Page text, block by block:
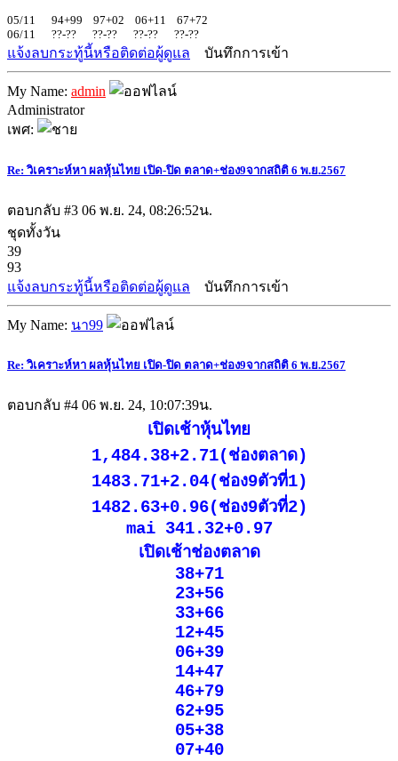
05/11 94+99 97+02 06+11 67+72
06/11 ??-?? ??-?? ??-?? ??-??
แจ้งลบกระทู้นี้หรือติดต่อผู้ดูแล บันทึกการเข้า
My Name: admin
Administrator
เพศ:
Re: วิเคราะห์หา ผลหุ้นไทย เปิด-ปิด ตลาด+ช่อง9จากสถิติ 6 พ.ย.2567
ตอบกลับ #3 06 พ.ย. 24, 08:26:52น.
ชุดทั้งวัน
39
93
แจ้งลบกระทู้นี้หรือติดต่อผู้ดูแล
บันทึกการเข้า
My Name: นา99
Re: วิเคราะห์หา ผลหุ้นไทย เปิด-ปิด ตลาด+ช่อง9จากสถิติ 6 พ.ย.2567
ตอบกลับ #4 06 พ.ย. 24, 10:07:39น.
เปิดเช้าหุ้นไทย
1,484.38+2.71(ช่องตลาด)
1483.71+2.04(ช่อง9ตัวที่1)
1482.63+0.96(ช่อง9ตัวที่2)
mai 341.32+0.97
เปิดเช้าช่องตลาด
38+71
23+56
33+66
12+45
06+39
14+47
46+79
62+95
05+38
07+40